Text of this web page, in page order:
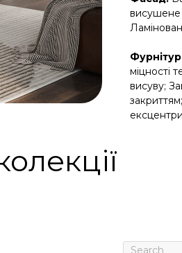
висушене
міцності
висуву;